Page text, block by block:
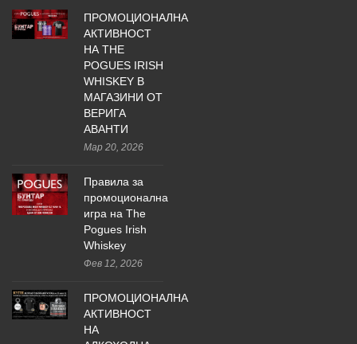
ПРОМОЦИОНАЛНА
АКТИВНОСТ
НА THE
POGUES IRISH
WHISKEY В
МАГАЗИНИ ОТ
ВЕРИГА
АВАНТИ
Мар 20, 2026
Правила за
промоционална
игра на The
Pogues Irish
Whiskey
Фев 12, 2026
ПРОМОЦИОНАЛНА
АКТИВНОСТ
НА